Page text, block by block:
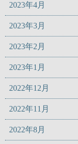
2023年4月
2023年3月
2023年2月
2023年1月
2022年12月
2022年11月
2022年8月